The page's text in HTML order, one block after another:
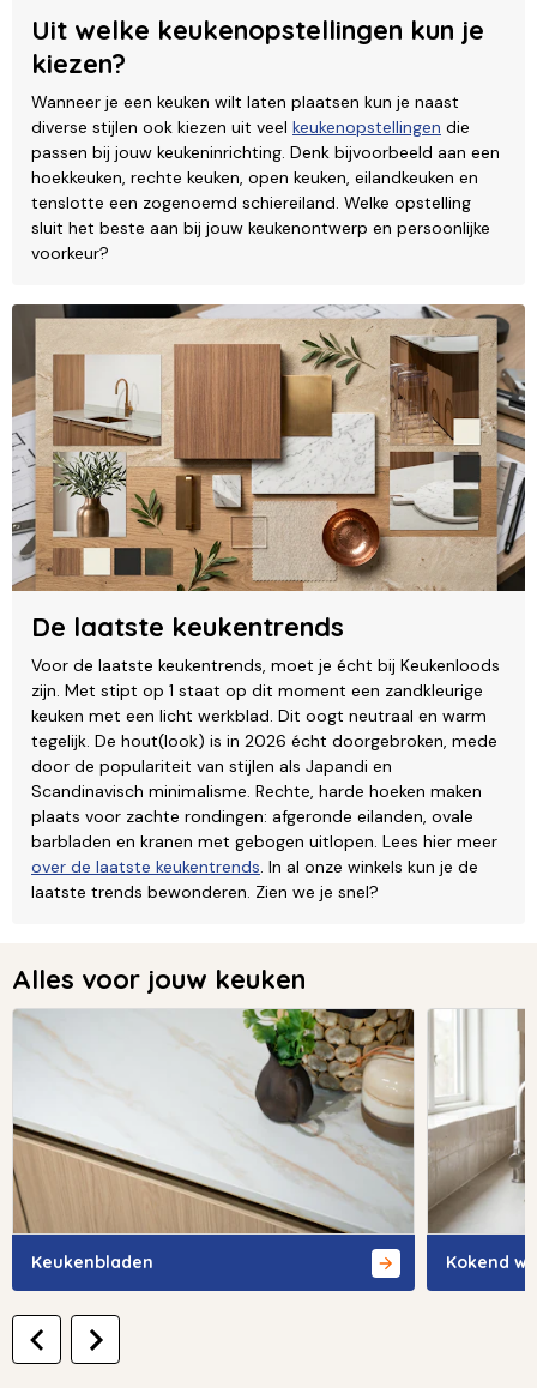
Uit welke keukenopstellingen kun je
kiezen?
Wanneer je een keuken wilt laten plaatsen kun je naast
diverse stijlen ook kiezen uit veel keukenopstellingen die
passen bij jouw keukeninrichting. Denk bijvoorbeeld aan een
hoekkeuken, rechte keuken, open keuken, eilandkeuken en
tenslotte een zogenoemd schiereiland. Welke opstelling
sluit het beste aan bij jouw keukenontwerp en persoonlijke
voorkeur?
De laatste keukentrends
Voor de laatste keukentrends, moet je écht bij Keukenloods
zijn. Met stipt op 1 staat op dit moment een zandkleurige
keuken met een licht werkblad. Dit oogt neutraal en warm
tegelijk. De hout(look) is in 2026 écht doorgebroken, mede
door de populariteit van stijlen als Japandi en
Scandinavisch minimalisme. Rechte, harde hoeken maken
plaats voor zachte rondingen: afgeronde eilanden, ovale
barbladen en kranen met gebogen uitlopen. Lees hier meer
over de laatste keukentrends. In al onze winkels kun je de
laatste trends bewonderen. Zien we je snel?
Alles voor jouw keuken
Keukenbladen Kokend